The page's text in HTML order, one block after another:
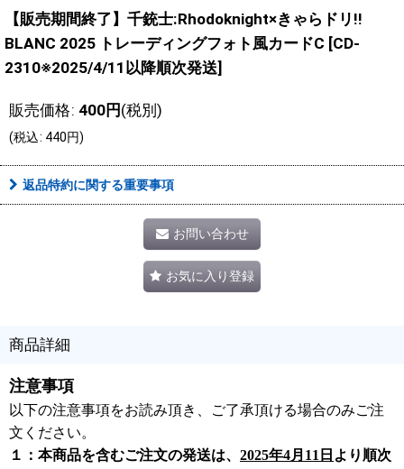
【販売期間終了】千銃士:Rhodoknight×きゃらドリ!!
BLANC 2025 トレーディングフォト風カードC [CD-
2310※2025/4/11以降順次発送]
販売価格: 400円 (税別)
(税込: 440円)
返品特約に関する重要事項
お問い合わせ
お気に入り登録
商品詳細
注意事項
以下の注意事項をお読み頂き、ご了承頂ける場合のみご注
文ください。
１：本商品を含むご注文の発送は、 2025年4月11日 より順次